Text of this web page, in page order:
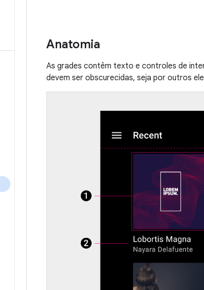
Anatomia
As grades contêm texto e controles de
devem ser obscurecidas, seja por outros